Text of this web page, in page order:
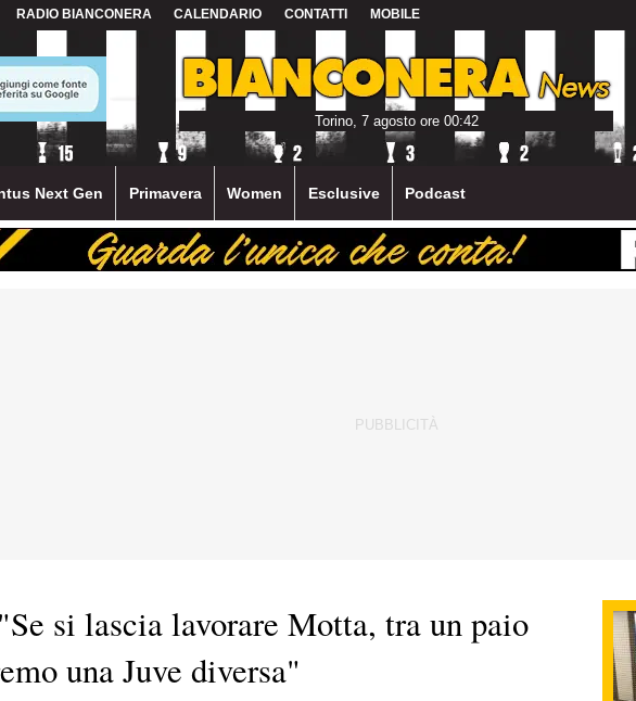
RADIO BIANCONERA CALENDARIO CONTATTI MOBILE
Torino, 7 agosto ore 00:42
Next Gen Primavera Women Esclusive Podcast
si lascia lavorare Motta, tra un paio
una Juve diversa"